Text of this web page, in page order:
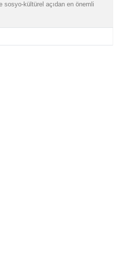
sosyo-kültürel açıdan en önemli